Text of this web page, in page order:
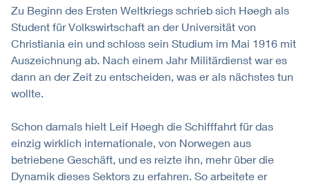
Zu Beginn des Ersten Weltkriegs schrieb sich Høegh als
Student für Volkswirtschaft an der Universität von
Christiania ein und schloss sein Studium im Mai 1916 mit
Auszeichnung ab. Nach einem Jahr Militärdienst war es
dann an der Zeit zu entscheiden, was er als nächstes tun
wollte.
Schon damals hielt Leif Høegh die Schifffahrt für das
einzig wirklich internationale, von Norwegen aus
betriebene Geschäft, und es reizte ihn, mehr über die
Dynamik dieses Sektors zu erfahren. So arbeitete er